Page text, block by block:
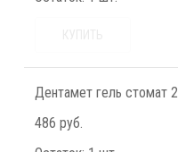
Дентамет гель стомат
486 руб.